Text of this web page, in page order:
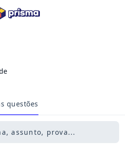
questões
assunto, prova...